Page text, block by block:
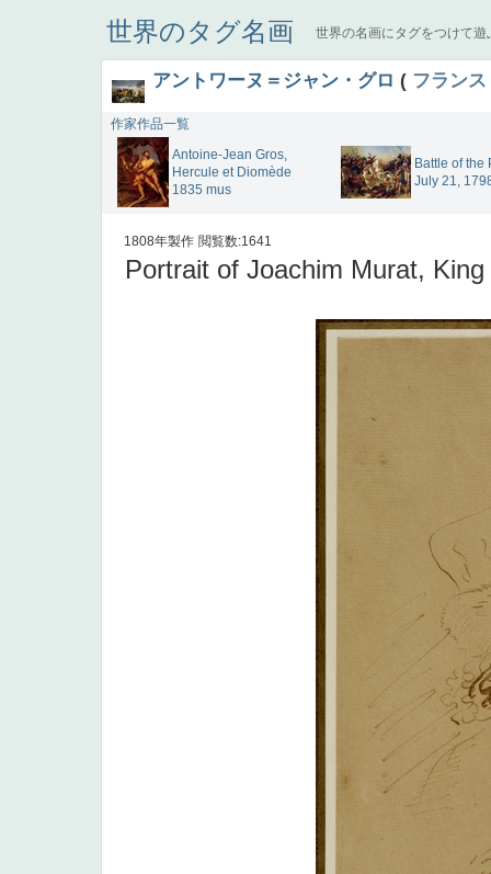
世界のタグ名画 世界の名画にタグをつけて遊
アントワーヌ＝ジャン・グロ ( フランス
作家作品一覧
Antoine-Jean Gros,
Hercule et Diomède
1835 mus
Battle of the
July 21,
1808年製作 閲覧数:1641
Portrait of Joachim Murat,